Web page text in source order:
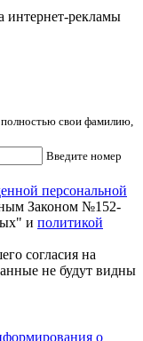
интернет-рекламы
свои фамилию,
Введите номер
персональной
Законом №152-
и политикой
согласия на
не будут видны